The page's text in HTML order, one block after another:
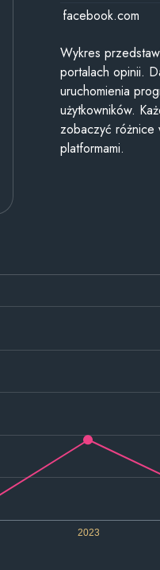
facebook.com
Wykres
portalach opinii.
uruchomienia
użytkowników.
zobaczyć różnice
platformami.
2023